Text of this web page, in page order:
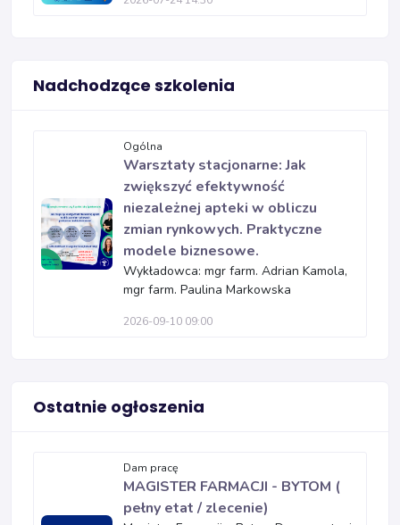
Nadchodzące szkolenia
Ogólna
Warsztaty stacjonarne: Jak
zwiększyć efektywność
niezależnej apteki w obliczu
zmian rynkowych. Praktyczne
modele biznesowe.
Wykładowca: mgr farm. Adrian Kamola,
mgr farm. Paulina Markowska
2026-09-10 09:00
Ostatnie ogłoszenia
Dam pracę
MAGISTER FARMACJI - BYTOM (
pełny etat / zlecenie)